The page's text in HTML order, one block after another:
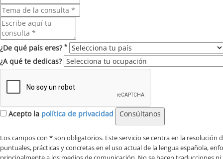
¿De qué país eres? *
¿A qué te dedicas?
Acepto la política de privacidad Consúltanos
Los campos con * son obligatorios